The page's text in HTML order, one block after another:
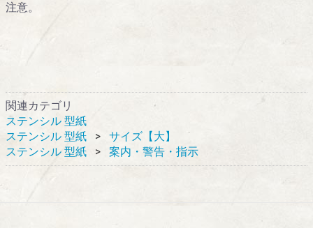
注意。
関連カテゴリ
ステンシル 型紙
ステンシル 型紙
サイズ【大】
ステンシル 型紙
案内・警告・指示